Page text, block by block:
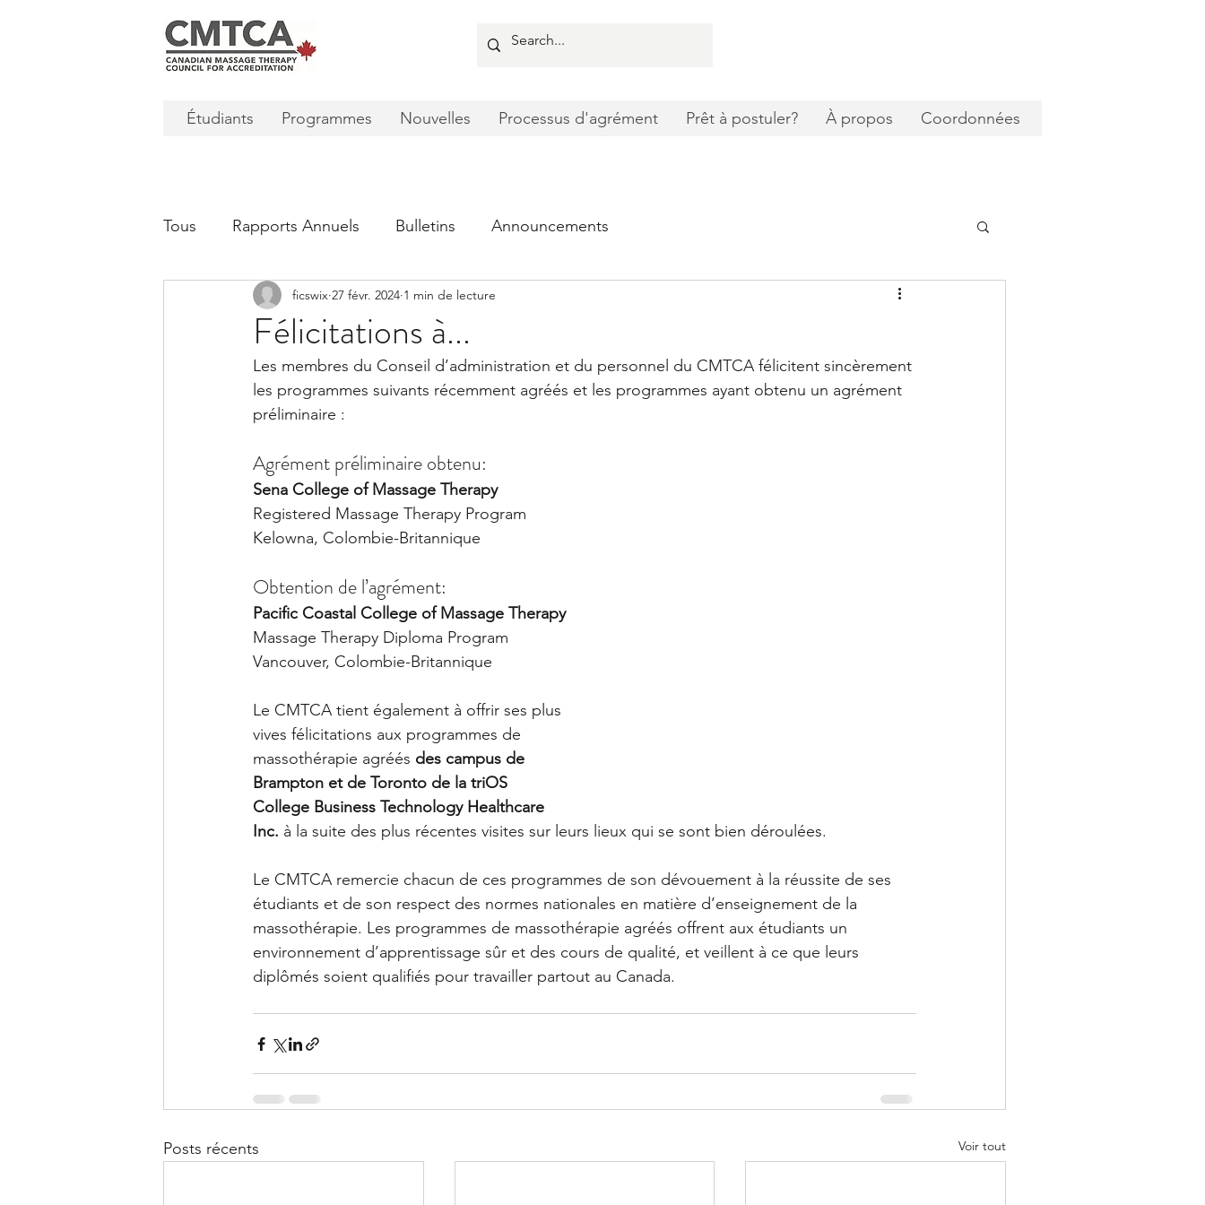
Étudiants Programmes Nouvelles Processus d'agrément Prêt à postuler? À propos Coordonnées
Tous Rapports Annuels Bulletins Announcements
Félicitations à...
ficswix 27 févr. 2024 1 min de lecture
Les membres du Conseil d’administration et du personnel du CMTCA félicitent sincèrement
les programmes suivants récemment agréés et les programmes ayant obtenu un agrément
préliminaire :
Agrément préliminaire obtenu:
Sena College of Massage Therapy
Registered Massage Therapy Program
Kelowna, Colombie-Britannique
Obtention de l’agrément:
Pacific Coastal College of Massage Therapy
Massage Therapy Diploma Program
Vancouver, Colombie-Britannique
Le CMTCA tient également à offrir ses plus
vives félicitations aux programmes de
massothérapie agréés des campus de
Brampton et de Toronto de la triOS
College Business Technology Healthcare
Inc. à la suite des plus récentes visites sur leurs lieux qui se sont bien déroulées.
Le CMTCA remercie chacun de ces programmes de son dévouement à la réussite de ses
étudiants et de son respect des normes nationales en matière d’enseignement de la
massothérapie. Les programmes de massothérapie agréés offrent aux étudiants un
environnement d’apprentissage sûr et des cours de qualité, et veillent à ce que leurs
diplômés soient qualifiés pour travailler partout au Canada.
Posts récents Voir tout